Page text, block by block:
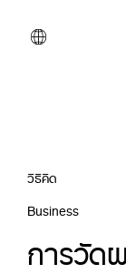
วิธีคิด
Business
การวัด